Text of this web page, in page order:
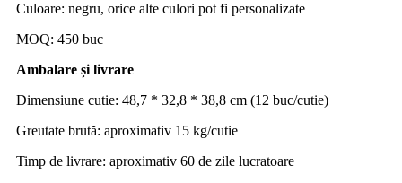
Culoare: negru, orice alte culori pot fi personalizate
MOQ: 450 buc
Ambalare și livrare
Dimensiune cutie: 48,7 * 32,8 * 38,8 cm (12 buc/cutie)
Greutate brută: aproximativ 15 kg/cutie
Timp de livrare: aproximativ 60 de zile lucratoare